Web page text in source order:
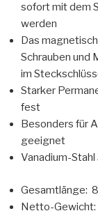
sofort mit dem
werden
Das
Schrauben und
im
Starker
fest
Besonders für
geeignet
Vanadium-
Gesamtlänge:
Netto-